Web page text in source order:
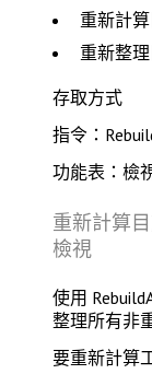
重新計
重新整
存取方式
指令：
功能表：檢
重新計算
檢視
使用
整理所有非
要重新計算